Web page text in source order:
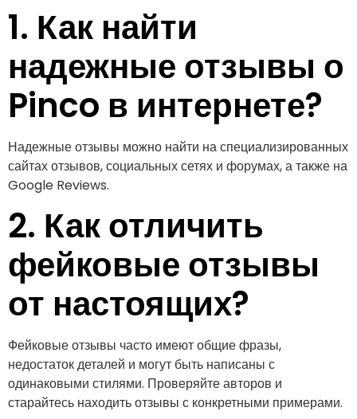
1. Как найти
надежные отзывы о
Pinco в интернете?
Надежные отзывы можно найти на специализированных
сайтах отзывов, социальных сетях и форумах, а также на
Google Reviews.
2. Как отличить
фейковые отзывы
от настоящих?
Фейковые отзывы часто имеют общие фразы,
недостаток деталей и могут быть написаны с
одинаковыми стилями. Проверяйте авторов и
старайтесь находить отзывы с конкретными примерами.